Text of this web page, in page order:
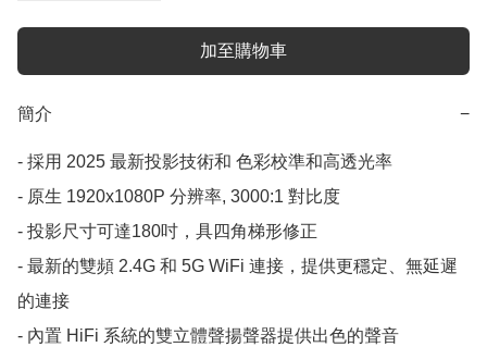
加至購物車
簡介 −
- 採用 2025 最新投影技術和 色彩校準和高透光率
- 原生 1920x1080P 分辨率, 3000:1 對比度
- 投影尺寸可達180吋，具四角梯形修正
- 最新的雙頻 2.4G 和 5G WiFi 連接，提供更穩定、無延遲
的連接
- 內置 HiFi 系統的雙立體聲揚聲器提供出色的聲音